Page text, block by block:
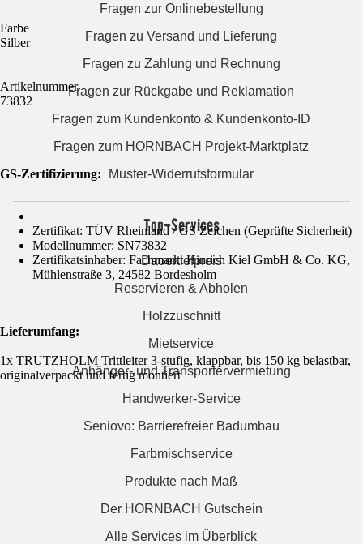
Farbe
Silber
Artikelnummer
73832
GS-Zertifizierung:
Zertifikat: TÜV Rheinland / GS Zeichen (Geprüfte Sicherheit)
Modellnummer: SN73832
Zertifikatsinhaber: Fachmarkt Hinrich Kiel GmbH & Co. KG,
Mühlenstraße 3, 24582 Bordesholm
Lieferumfang:
1x TRUTZHOLM Trittleiter 3-stufig, klappbar, bis 150 kg belastbar,
originalverpackt und fertig montiert
Fragen zur Onlinebestellung
Fragen zu Versand und Lieferung
Fragen zu Zahlung und Rechnung
Fragen zur Rückgabe und Reklamation
Fragen zum Kundenkonto & Kundenkonto-ID
Fragen zum HORNBACH Projekt-Marktplatz
Muster-Widerrufsformular
Top-Services
Dauertiefpreis
Reservieren & Abholen
Holzzuschnitt
Mietservice
Anhänger- und Transportervermietung
Handwerker-Service
Seniovo: Barrierefreier Badumbau
Farbmischservice
Produkte nach Maß
Der HORNBACH Gutschein
Alle Services im Überblick